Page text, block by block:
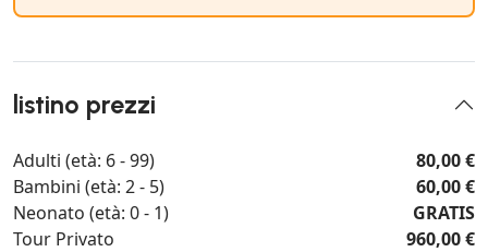
listino prezzi
Adulti (età: 6 - 99)
80,00 €
Bambini (età: 2 - 5)
60,00 €
Neonato (età: 0 - 1)
GRATIS
Tour Privato
960,00 €